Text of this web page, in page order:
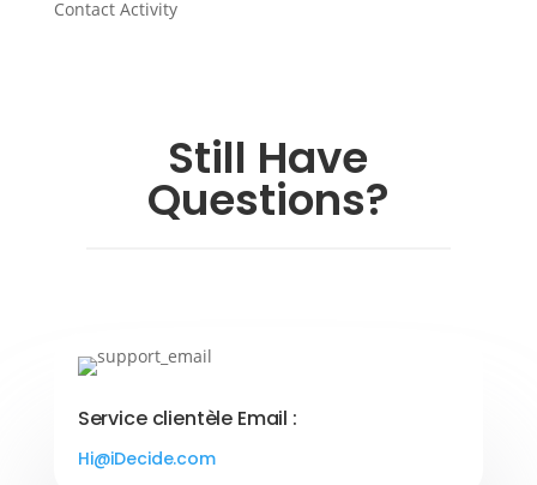
Contact Activity
Still Have
Questions?
Service clientèle Email :
Hi@iDecide.com